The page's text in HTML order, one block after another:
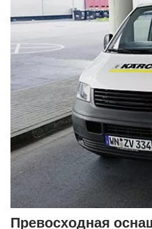
Превосходная